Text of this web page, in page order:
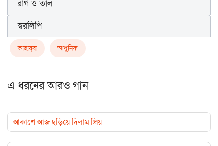
রাগ ও তাল
স্বরলিপি
কাহার্‌বা আধুনিক
এ ধরনের আরও গান
আকাশে আজ ছড়িয়ে দিলাম প্রিয়